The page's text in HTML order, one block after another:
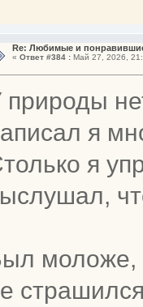
Re: Любимые и
« Ответ #384 :Май 27, 2026,
природы
я
я
моложе,